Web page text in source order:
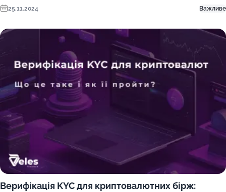
25.11.2024 Важливе
Верифікація KYC для криптовалютних бірж: